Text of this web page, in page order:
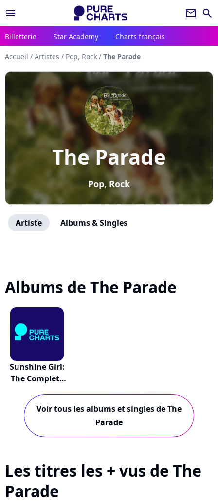
menu newsletter search
Billetterie Star Academy Charts français
Accueil / Artistes / Pop, Rock / The Parade
The Parade
Pop, Rock
Artiste Albums & Singles
Albums de The Parade
Sunshine Girl:
The Complete
Voir tous les albums et singles de The
Parade
Les titres les + vus de The
Parade